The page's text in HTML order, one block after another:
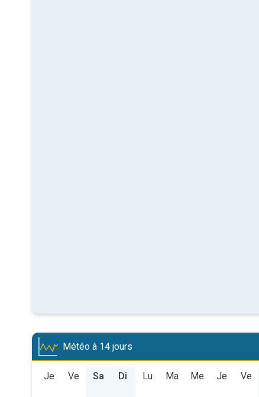
Météo à 14 jours
Je Ve Sa Di Lu Ma Me Je Ve